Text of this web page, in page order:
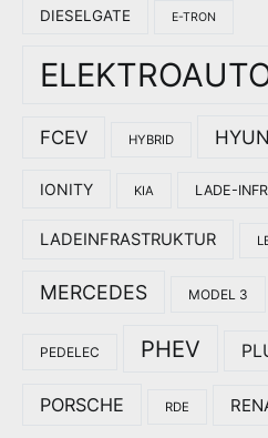
DIESELGATE E-TRON
FCEV HYBRID
IONITY KIA LADE-
LADEINFRASTRUKTUR
MERCEDES MODEL 3
PEDELEC PHEV
PORSCHE RDE